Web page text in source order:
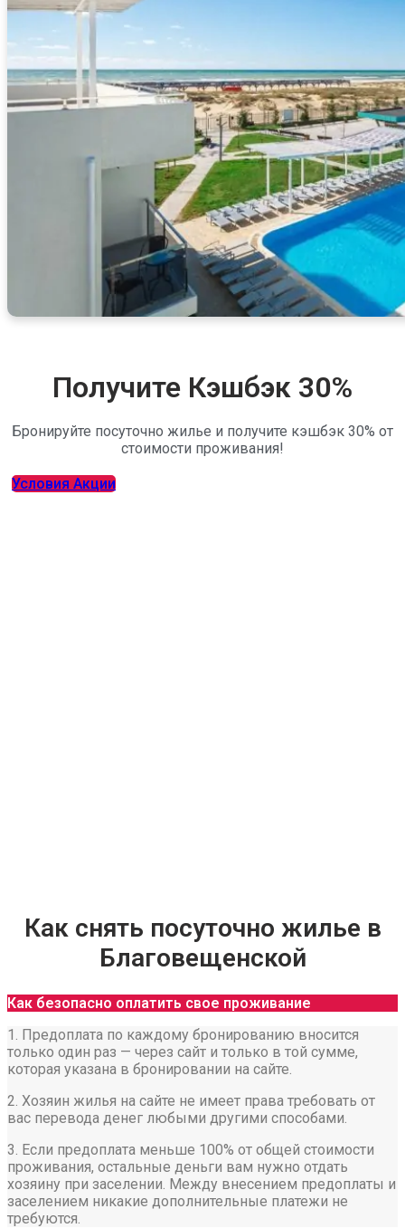
Получите Кэшбэк 30%
Бронируйте посуточно жилье и получите кэшбэк 30% от
стоимости проживания!
Условия Акции
Как снять посуточно жилье в
Благовещенской
Как безопасно оплатить свое проживание
1. Предоплата по каждому бронированию вносится
только один раз — через сайт и только в той сумме,
которая указана в бронировании на сайте.
2. Хозяин жилья на сайте не имеет права требовать от
вас перевода денег любыми другими способами.
3. Если предоплата меньше 100% от общей стоимости
проживания, остальные деньги вам нужно отдать
хозяину при заселении. Между внесением предоплаты и
заселением никакие дополнительные платежи не
требуются.